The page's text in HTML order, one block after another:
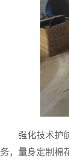
强化技术护
务，量身定制棉